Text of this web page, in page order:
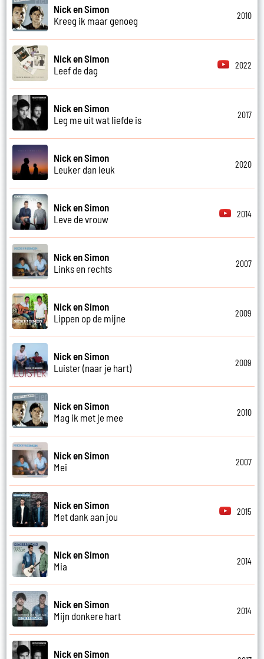
Nick en Simon
Kreeg ik maar genoeg
2010
Nick en Simon
Leef de dag
2022
Nick en Simon
Leg me uit wat liefde is
2017
Nick en Simon
Leuker dan leuk
2020
Nick en Simon
Leve de vrouw
2014
Nick en Simon
Links en rechts
2007
Nick en Simon
Lippen op de mijne
2009
Nick en Simon
Luister (naar je hart)
2009
Nick en Simon
Mag ik met je mee
2010
Nick en Simon
Mei
2007
Nick en Simon
Met dank aan jou
2015
Nick en Simon
Mia
2014
Nick en Simon
Mijn donkere hart
2014
Nick en Simon